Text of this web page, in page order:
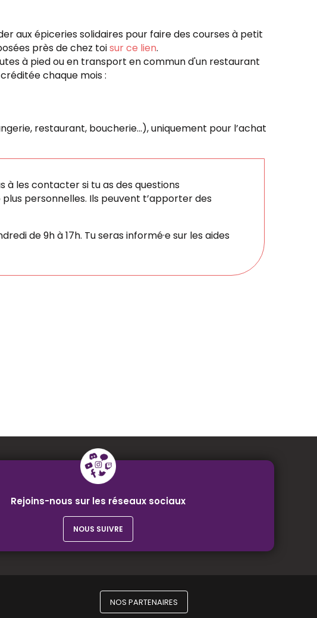
aux épiceries solidaires pour faire des courses à petit
près de chez toisur ce lien.
à pied ou en transport en commun d'un restaurant
chaque mois :
restaurant, boucherie…), uniquement pour l’achat
à les contacter si tu as des questions
personnelles. Ils peuvent t’apporter des
de 9h à 17h. Tu seras informé·e sur les aides
Rejoins-nous sur les réseaux sociaux
NOUS SUIVRE
NOS PARTENAIRES